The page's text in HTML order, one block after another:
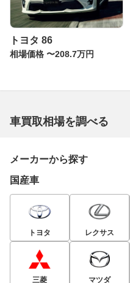
トヨタ 86
相場価格 〜208.7万円
車買取相場を調べる
メーカーから探す
国産車
トヨタ レクサス
三菱 マツダ